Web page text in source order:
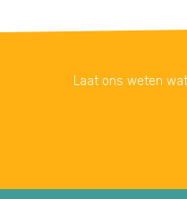
Laat ons weten